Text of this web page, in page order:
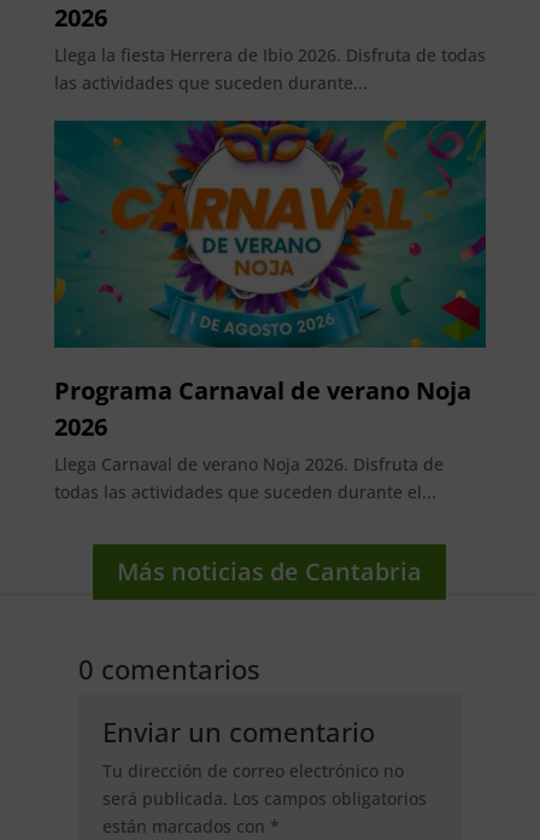
2026
Llega la fiesta Herrera de Ibio 2026. Disfruta de todas
las actividades que suceden durante...
Programa Carnaval de verano Noja
2026
Llega Carnaval de verano Noja 2026. Disfruta de
todas las actividades que suceden durante el...
Más noticias de Cantabria
0 comentarios
Enviar un comentario
Tu dirección de correo electrónico no
será publicada. Los campos obligatorios
están marcados con *